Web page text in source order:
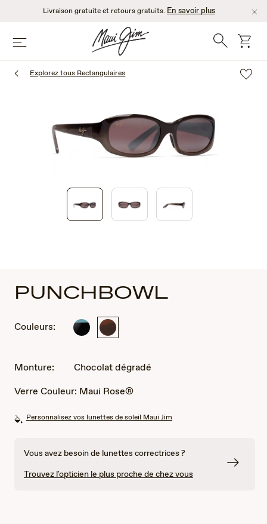
principal
Livraison gratuite et retours gratuits. En savoir plus
Menu Recherche
Explorez tous Rectangulaires
PUNCHBOWL
Couleurs:
noir
Chocolat
Monture:
Chocolat dégradé
Verre Couleur: Maui Rose®
Personnalisez vos lunettes de soleil Maui Jim
Vous avez besoin de lunettes correctrices ?
Trouvez l'opticien le plus proche de chez vous